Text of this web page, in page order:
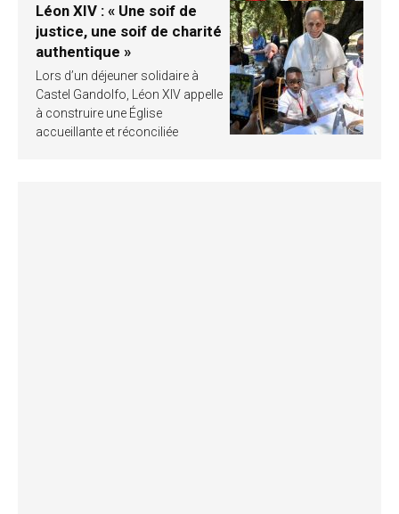
Léon XIV : « Une soif de
justice, une soif de charité
authentique »
Lors d’un déjeuner solidaire à
Castel Gandolfo, Léon XIV appelle
à construire une Église
accueillante et réconciliée